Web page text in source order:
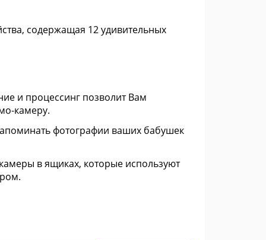
содержащая 12 удивительных
и процессинг позволит Вам
камеру.
фотографии ваших бабушек
в ящиках, которые используют